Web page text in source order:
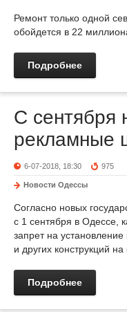
Ремонт только одной
обойдется в 22
Подробнее
С сентября
рекламные
6-07-2018, 18:30 975
Новости Одессы
Согласно новых
с 1 сентября в Одессе,
запрет на
и других конструкций
Подробнее